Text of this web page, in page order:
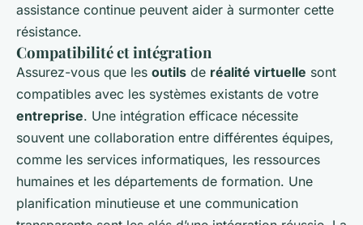
assistance continue peuvent aider à surmonter cette
résistance.
Compatibilité et intégration
Assurez-vous que les outils de réalité virtuelle sont
compatibles avec les systèmes existants de votre
entreprise. Une intégration efficace nécessite
souvent une collaboration entre différentes équipes,
comme les services informatiques, les ressources
humaines et les départements de formation. Une
planification minutieuse et une communication